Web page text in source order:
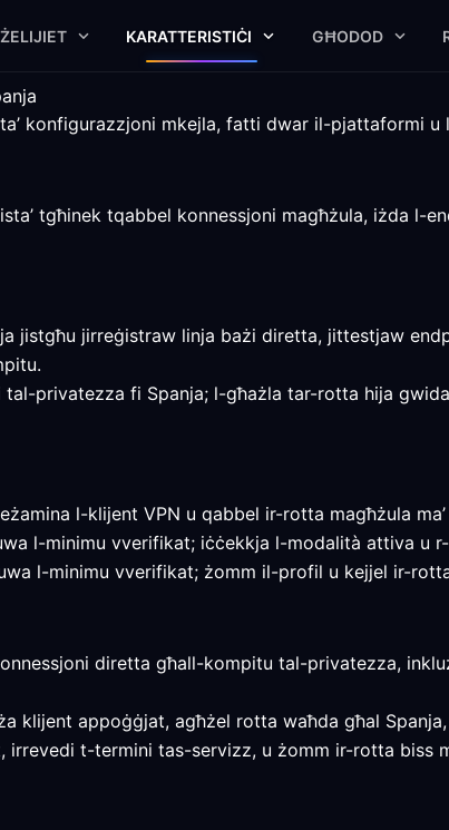
KARATTERISTIĊI GĦODOD
konfigurazzjoni mkejla, fatti dwar il-pjattaformi
tgħinek tqabbel konnessjoni magħżula, iżda l-
jistgħu jirreġistraw linja bażi diretta, jittestjaw
privatezza fi Spanja; l-għażla tar-rotta hija
l-klijent VPN u qabbel ir-rotta magħżula
l-minimu vverifikat; iċċekkja l-modalità attiva u
l-minimu vverifikat; żomm il-profil u kejjel ir-
diretta għall-kompitu tal-privatezza,
klijent appoġġjat, agħżel rotta waħda għal
irrevedi t-termini tas-servizz, u żomm ir-rotta